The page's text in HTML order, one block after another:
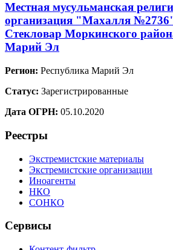
Местная мусульманская
организация "Махалля
Стекловар Моркинского
Марий Эл
Регион: Республика Марий Эл
Статус: Зарегистрированные
Дата ОГРН: 05.10.2020
Реестры
Экстремистские материалы
Экстремистские организации
Иноагенты
НКО
СОНКО
Сервисы